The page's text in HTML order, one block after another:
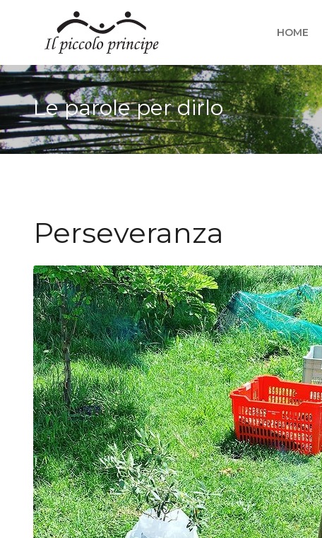
HOME
Le parole per dirlo
Perseveranza